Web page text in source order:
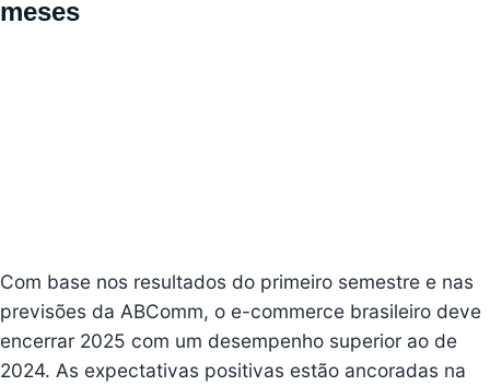
meses
Com base nos resultados do primeiro semestre e nas
previsões da ABComm, o e-commerce brasileiro deve
encerrar 2025 com um desempenho superior ao de
2024. As expectativas positivas estão ancoradas na